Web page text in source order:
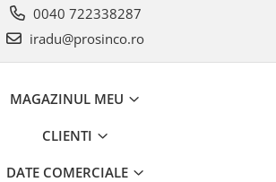
0040 722338287
iradu@prosinco.ro
MAGAZINUL MEU
CLIENTI
DATE COMERCIALE